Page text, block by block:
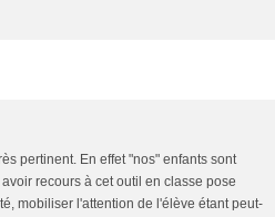
pertinent. En effet "nos" enfants sont
recours à cet outil en classe pose
mobiliser l'attention de l'élève étant peut-